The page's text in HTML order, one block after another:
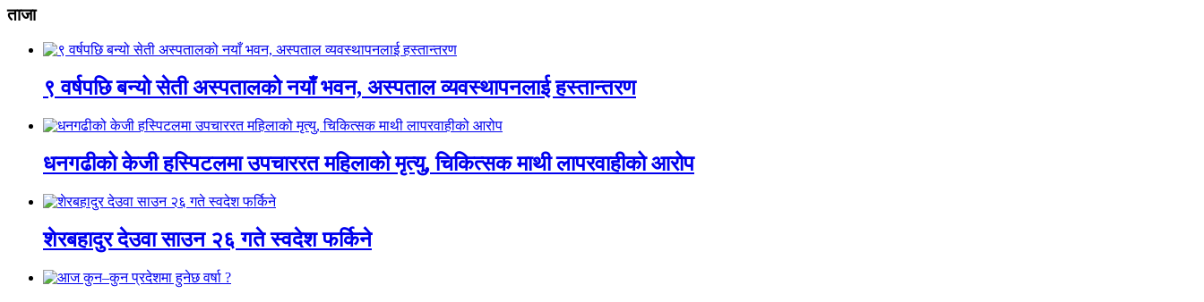
ताजा
९ वर्षपछि बन्यो सेती अस्पतालको नयाँ भवन, अस्पताल व्यवस्थापनलाई हस्तान्तरण
धनगढीको केजी हस्पिटलमा उपचाररत महिलाको मृत्यु, चिकित्सक माथी लापरवाहीको आरोप
शेरबहादुर देउवा साउन २६ गते स्वदेश फर्किने